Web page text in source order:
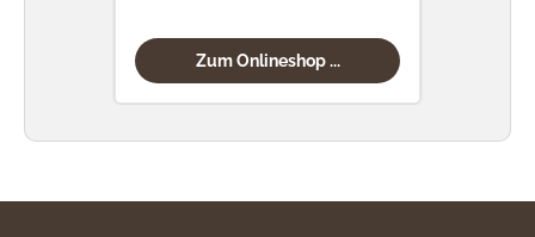
Zum Onlineshop ...